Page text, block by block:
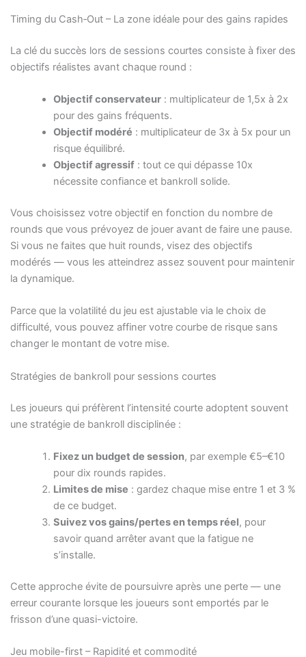
Timing du Cash‑Out – La zone idéale pour des gains rapides
La clé du succès lors de sessions courtes consiste à fixer des
objectifs réalistes avant chaque round :
Objectif conservateur : multiplicateur de 1,5x à 2x
pour des gains fréquents.
Objectif modéré : multiplicateur de 3x à 5x pour un
risque équilibré.
Objectif agressif : tout ce qui dépasse 10x
nécessite confiance et bankroll solide.
Vous choisissez votre objectif en fonction du nombre de
rounds que vous prévoyez de jouer avant de faire une pause.
Si vous ne faites que huit rounds, visez des objectifs
modérés — vous les atteindrez assez souvent pour maintenir
la dynamique.
Parce que la volatilité du jeu est ajustable via le choix de
difficulté, vous pouvez affiner votre courbe de risque sans
changer le montant de votre mise.
Stratégies de bankroll pour sessions courtes
Les joueurs qui préfèrent l’intensité courte adoptent souvent
une stratégie de bankroll disciplinée :
Fixez un budget de session, par exemple €5–€10
pour dix rounds rapides.
Limites de mise : gardez chaque mise entre 1 et 3 %
de ce budget.
Suivez vos gains/pertes en temps réel, pour
savoir quand arrêter avant que la fatigue ne
s’installe.
Cette approche évite de poursuivre après une perte — une
erreur courante lorsque les joueurs sont emportés par le
frisson d’une quasi-victoire.
Jeu mobile-first – Rapidité et commodité